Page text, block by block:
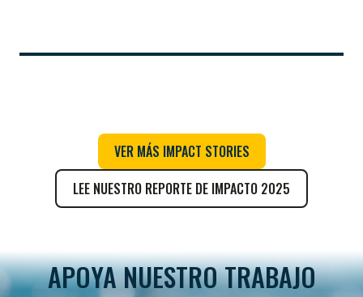
VER MÁS IMPACT STORIES
LEE NUESTRO REPORTE DE IMPACTO 2025
APOYA NUESTRO TRABAJO